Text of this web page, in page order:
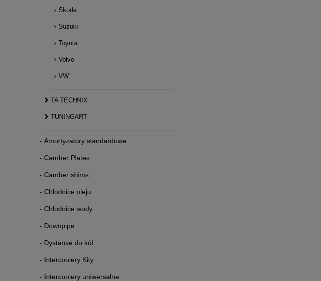
Skoda
Suzuki
Toyota
Volvo
VW
TA TECHNIX
TUNINGART
Amortyzatory standardowe
Camber Plates
Camber shims
Chłodnice oleju
Chłodnice wody
Downpipe
Dystanse do kół
Intercoolery Kity
Intercoolery uniwersalne